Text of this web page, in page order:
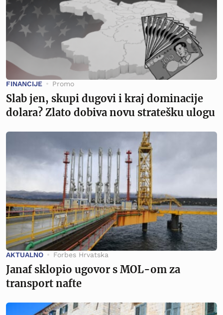
FINANCIJE Promo
Slab jen, skupi dugovi i kraj dominacije
dolara? Zlato dobiva novu stratešku ulogu
AKTUALNO Forbes Hrvatska
Janaf sklopio ugovor s MOL-om za
transport nafte